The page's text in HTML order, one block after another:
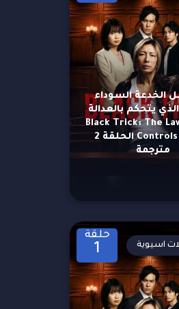
السوداء
يتحكم بالعدالة
Black Trick: The
Controls Justice الحلقة 2
مترجمة
حلقة
1 اسيوية